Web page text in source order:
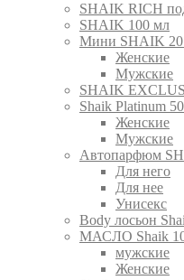
SHAIK RICH
SHAIK 100 мл
Мини SHAIK 20
Женские
Мужские
SHAIK
Shaik Platinum
Женские
Мужские
Автопарфюм
Для него
Для нее
Унисекс
Body лосьон
МАСЛО Shaik
мужские
Женские